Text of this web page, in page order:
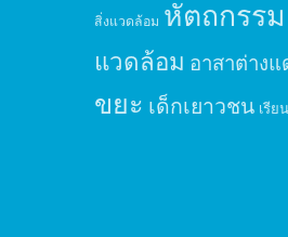
สิ่งแวดล้อม หัตถกรรม
แวดล้อม อาสาต่าง
ขยะ เด็กเยาวชน เรีย